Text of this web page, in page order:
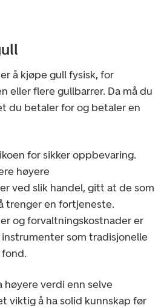
å kjøpe gull fysisk, for
eller flere gullbarrer. Da må du
du betaler for og betaler en
for sikker oppbevaring.
høyere
ved slik handel, gitt at de som
trenger en fortjeneste.
og forvaltningskostnader er
som tradisjonelle
høyere verdi enn selve
viktig å ha solid kunnskap før